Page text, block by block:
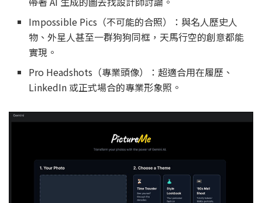
Impossible Pics（不可能的合照）：與名人歷史人
物、外星人甚至一群狗狗同框，天馬行空的創意都能
實現。
Pro Headshots（專業頭像）：超適合用在履歷、
LinkedIn 或正式場合的專業形象照。